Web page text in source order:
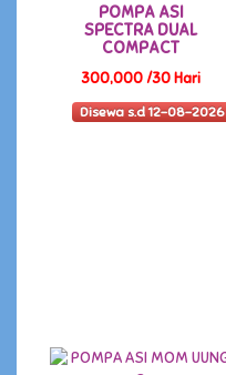
POMPA ASI
SPECTRA DUAL
COMPACT
300,000 /30 Hari
Disewa s.d 12-08-2026